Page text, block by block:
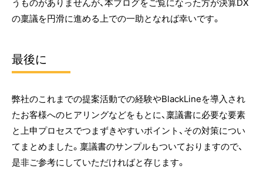
の稟議を円滑に進める上での一助となれば幸いです。
最後に
弊社のこれまでの提案活動での経験やBlackLineを導入され
たお客様へのヒアリングなどをもとに、稟議書に必要な要素
と上申プロセスでつまずきやすいポイント、その対策につい
てまとめました。稟議書のサンプルもついておりますので、
是非ご参考にしていただければと存じます。